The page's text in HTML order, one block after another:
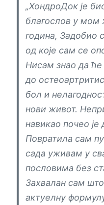
„ХондроДок је
благослов у мом
година, Задобио
од које сам се
Нисам знао да ће
до
бол и
нови живот.
навикао почео је
Повратила сам
сада уживам у
пословима без
Захвалан сам
актуелну